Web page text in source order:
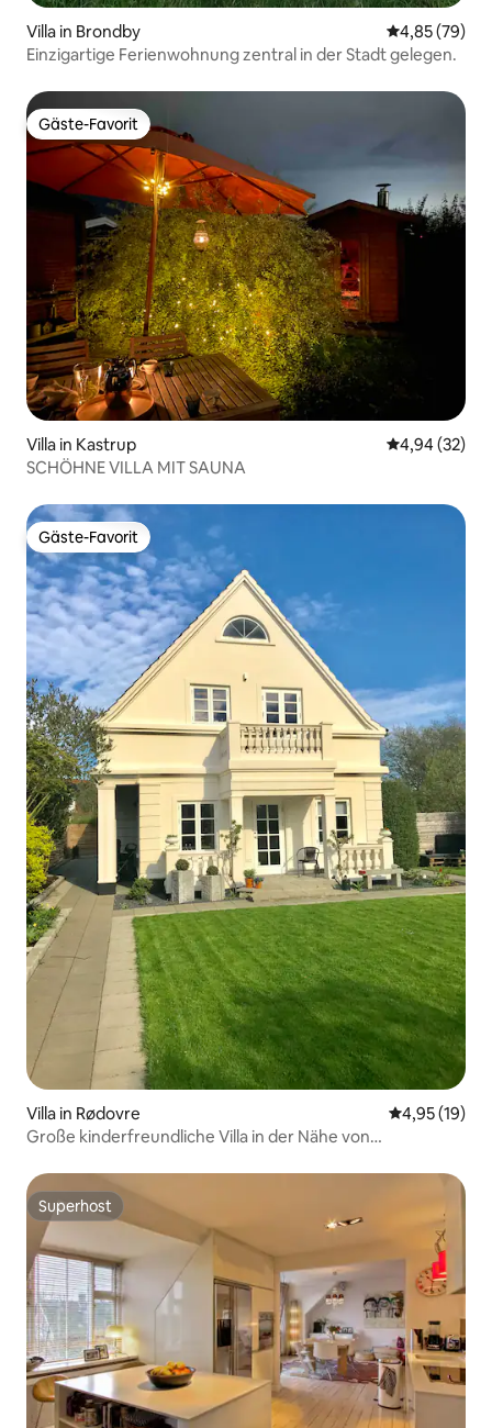
Villa in Brondby
4,85 (79)
Einzigartige Ferienwohnung zentral in der Stadt gelegen.
Gäste-Favorit
Gäste-Favorit
Villa in Kastrup
4,94 (32)
SCHÖHNE VILLA MIT SAUNA
Gäste-Favorit
Gäste-Favorit
Villa in Rødovre
4,95 (19)
Große kinderfreundliche Villa in der Nähe von
Superhost
Superhost